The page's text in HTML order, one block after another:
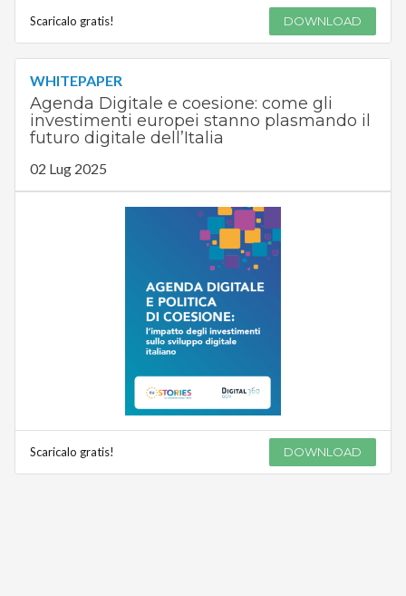
Scaricalo gratis! DOWNLOAD
WHITEPAPER
Agenda Digitale e coesione: come gli
investimenti europei stanno plasmando il
futuro digitale dell’Italia
02 Lug 2025
Scaricalo gratis! DOWNLOAD